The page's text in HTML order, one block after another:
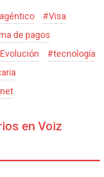
#Visa
de pagos
Evolución #tecnología
en Voiz